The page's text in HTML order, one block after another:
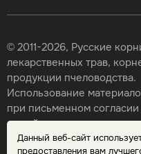
Данный веб-сайт
предоставления вам
© 2011-2026, Русские
лекарственных трав,
продукции пчеловодства.
Использование
при письменном
на сайт.
Карта сайта